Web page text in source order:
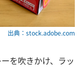
出典：stock.adobe.com
を吹きかけ、ラッ